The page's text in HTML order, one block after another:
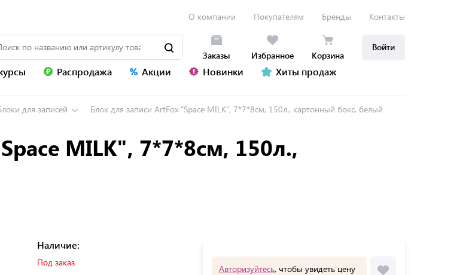
О компании Покупателям Бренды Контакты
Заказы Избранное Корзина
Войти
Распродажа Акции Новинки Хиты продаж
для записей Блок для записи ArtFox "Space MILK", 7*7*8см, 150л., картонный бокс, белый
MILK", 7*7*8см, 150л.,
Наличие:
Под заказ
Авторизуйтесь, чтобы увидеть цену